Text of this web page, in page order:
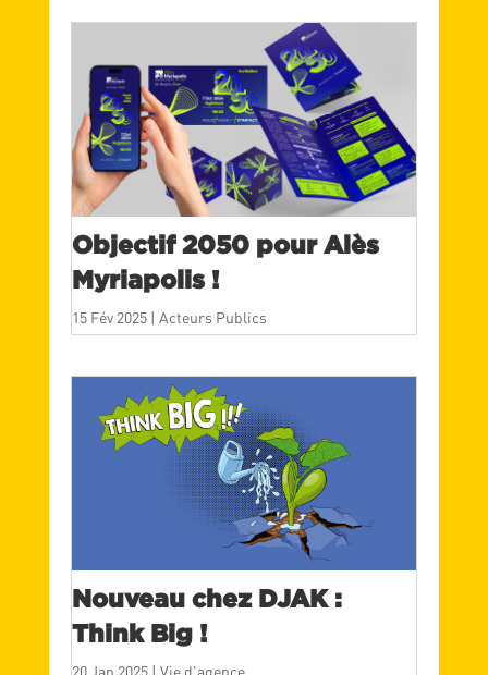
Objectif 2050 pour Alès
Myriapolis !
15 Fév 2025| Acteurs Publics
Nouveau chez DJAK :
Think Big !
20 Jan 2025| Vie d'agence